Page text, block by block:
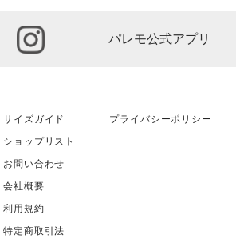
instagram
パレモ公式アプリ
サイズガイド
ショップリスト
お問い合わせ
会社概要
利用規約
特定商取引法
プライバシーポリシー